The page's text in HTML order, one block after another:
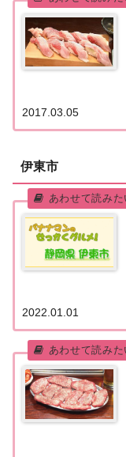
2017.03.05
伊東市
2022.01.01